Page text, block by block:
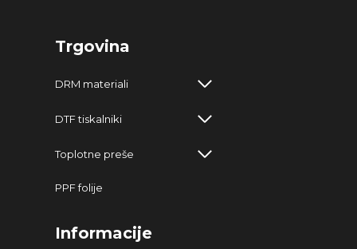
Trgovina
DRM materiali
DTF tiskalniki
Toplotne preše
PPF folije
Informacije